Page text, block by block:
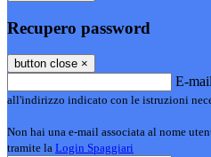
Recupero password
button close ×
E-mail
all'indirizzo indicato con le istruzioni
Non hai una e-mail associata al nome
tramite la Login Spaggiari